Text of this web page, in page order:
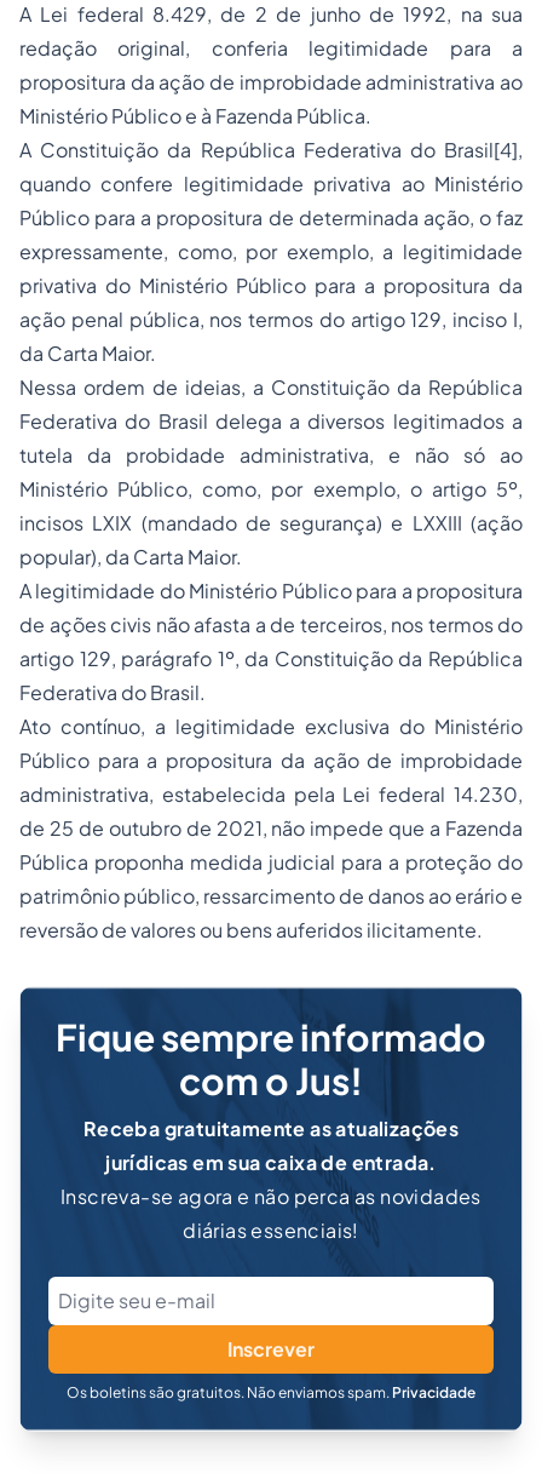
A Lei federal 8.429, de 2 de junho de 1992, na sua
redação original, conferia legitimidade para a
propositura da ação de improbidade administrativa ao
Ministério Público e à Fazenda Pública.
A Constituição da República Federativa do Brasil[4],
quando confere legitimidade privativa ao Ministério
Público para a propositura de determinada ação, o faz
expressamente, como, por exemplo, a legitimidade
privativa do Ministério Público para a propositura da
ação penal pública, nos termos do artigo 129, inciso I,
da Carta Maior.
Nessa ordem de ideias, a Constituição da República
Federativa do Brasil delega a diversos legitimados a
tutela da probidade administrativa, e não só ao
Ministério Público, como, por exemplo, o artigo 5º,
incisos LXIX (mandado de segurança) e LXXIII (ação
popular), da Carta Maior.
A legitimidade do Ministério Público para a propositura
de ações civis não afasta a de terceiros, nos termos do
artigo 129, parágrafo 1º, da Constituição da República
Federativa do Brasil.
Ato contínuo, a legitimidade exclusiva do Ministério
Público para a propositura da ação de improbidade
administrativa, estabelecida pela Lei federal 14.230,
de 25 de outubro de 2021, não impede que a Fazenda
Pública proponha medida judicial para a proteção do
patrimônio público, ressarcimento de danos ao erário e
reversão de valores ou bens auferidos ilicitamente.
Fique sempre informado
com o Jus!
Receba gratuitamente as atualizações
jurídicas em sua caixa de entrada.
Inscreva-se agora e não perca as novidades
diárias essenciais!
Inscrever
Os boletins são gratuitos. Não enviamos spam. Privacidade